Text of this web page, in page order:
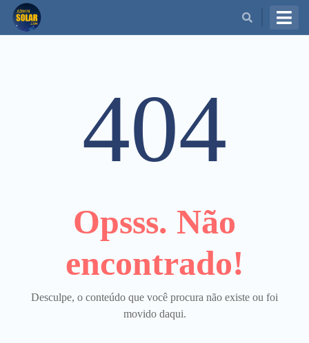
404
Opsss. Não
encontrado!
Desculpe, o conteúdo que você procura não existe ou foi
movido daqui.